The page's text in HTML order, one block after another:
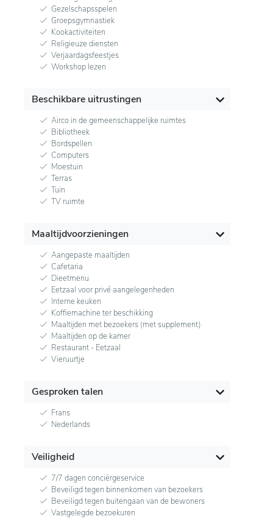
Gezelschapsspelen
Groepsgymnastiek
Kookactiviteiten
Religieuze diensten
Verjaardagsfeestjes
Workshop lezen
Beschikbare uitrustingen
Airco in de gemeenschappelijke ruimtes
Bibliotheek
Bordspellen
Computers
Moestuin
Terras
Tuin
TV ruimte
Maaltijdvoorzieningen
Aangepaste maaltijden
Cafetaria
Dieetmenu
Eetzaal voor privé aangelegenheden
Interne keuken
Koffiemachine ter beschikking
Maaltijden met bezoekers (met supplement)
Maaltijden op de kamer
Restaurant - Eetzaal
Vieruurtje
Gesproken talen
Frans
Nederlands
Veiligheid
7/7 dagen conciërgeservice
Beveiligd tegen binnenkomen van bezoekers
Beveiligd tegen buitengaan van de bewoners
Vastgelegde bezoekuren